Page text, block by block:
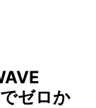
ゼロか